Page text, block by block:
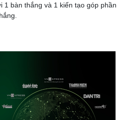
1 bàn thắng và 1 kiến tạo góp phần